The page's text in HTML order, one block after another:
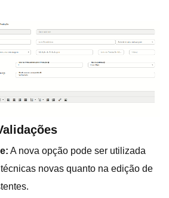
A nova opção pode ser utilizada
novas quanto na edição de